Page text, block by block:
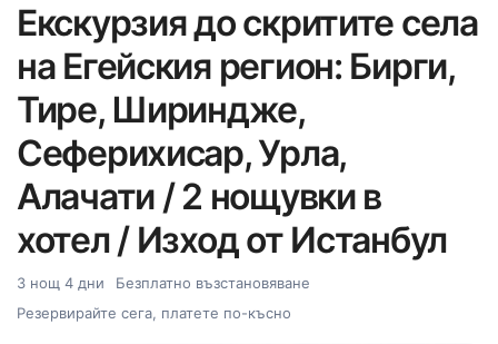
Екскурзия до скритите села
на Егейския регион: Бирги,
Тире, Шириндже,
Сеферихисар, Урла,
Алачати / 2 нощувки в
хотел / Изход от Истанбул
3 нощ 4 дни
Безплатно възстановяване
Резервирайте сега, платете по-късно